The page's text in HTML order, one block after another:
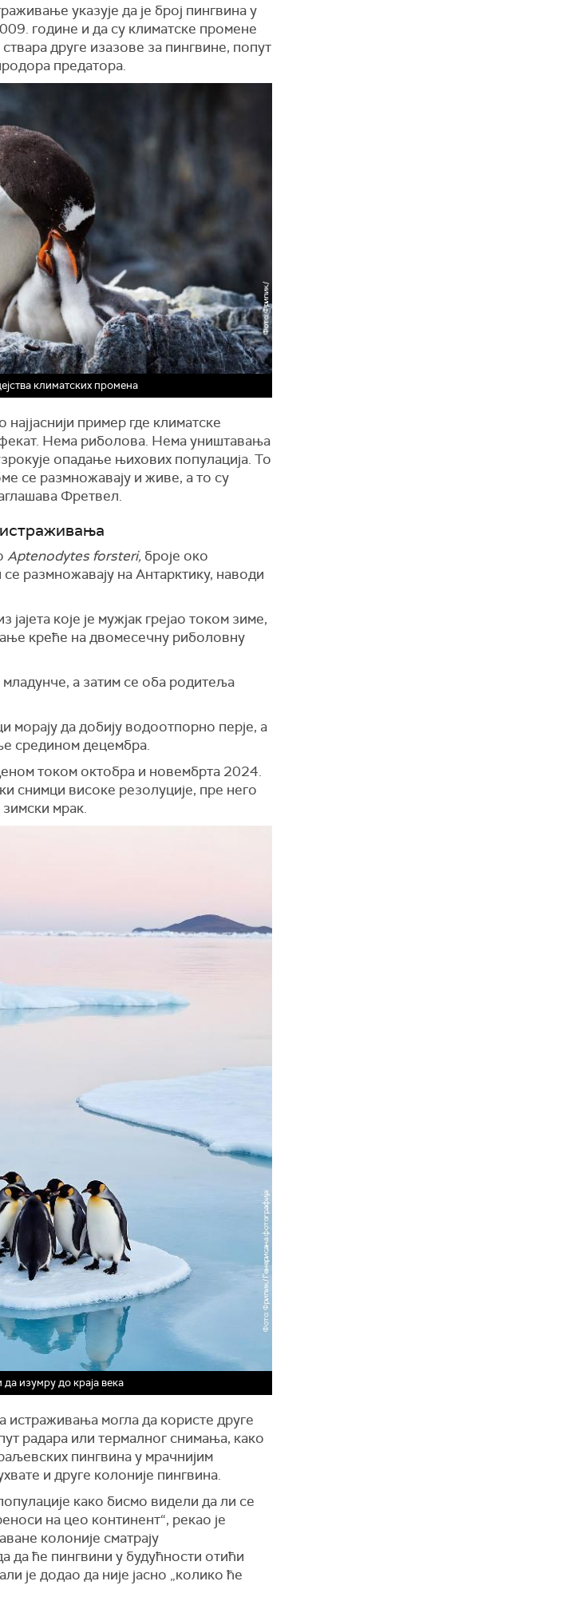
указује да је број пингвина у
године и да су климатске промене
друге изазове за пингвине, попут
предатора.
климатских промена
пример где климатске
Нема риболова. Нема уништавања
опадање њихових популација. То
се размножавају и живе, а то су
Фретвел.
Aptenodytes forsteri, броје око
размножавају на Антарктику, наводи
које је мужјак грејао током зиме,
креће на двомесечну риболовну
младунче, а затим се оба родитеља
да добију водоотпорно перје, а
средином децембра.
током октобра и новембрта 2024.
снимци високе резолуције, пре него
мрак.
изумру до краја века
истраживања могла да користе друге
радара или термалног снимања, како
пингвина у мрачнијим
и друге колоније пингвина.
како бисмо видели да ли се
на цео континент“, рекао је
колоније сматрају
да ће пингвини у будућности отићи
је додао да није јасно „колико ће